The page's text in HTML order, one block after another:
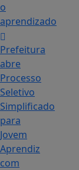
o
aprendizado
Prefeitura
abre
Processo
Seletivo
Simplificado
para
Jovem
Aprendiz
com